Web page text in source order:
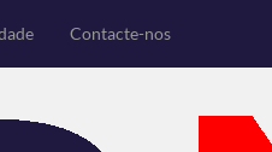
Contacte-nos